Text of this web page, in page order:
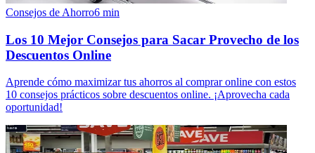
Consejos de Ahorro6 min
Los 10 Mejor Consejos para Sacar Provecho de los
Descuentos Online
Aprende cómo maximizar tus ahorros al comprar online con estos
10 consejos prácticos sobre descuentos online. ¡Aprovecha cada
oportunidad!